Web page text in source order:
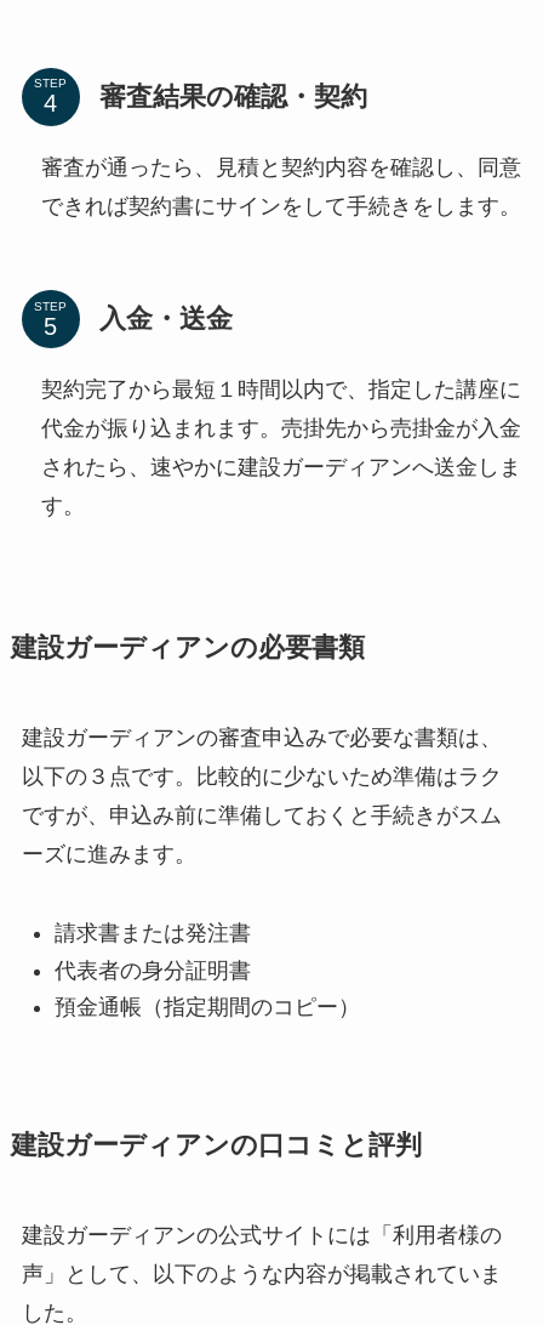
STEP 審査結果の確認・契約
審査が通ったら、見積と契約内容を確認し、同意
できれば契約書にサインをして手続きをします。
STEP 入金・送金
契約完了から最短１時間以内で、指定した講座に
代金が振り込まれます。売掛先から売掛金が入金
されたら、速やかに建設ガーディアンへ送金しま
す。
建設ガーディアンの必要書類
建設ガーディアンの審査申込みで必要な書類は、
以下の３点です。比較的に少ないため準備はラク
ですが、申込み前に準備しておくと手続きがスム
ーズに進みます。
請求書または発注書
代表者の身分証明書
預金通帳（指定期間のコピー）
建設ガーディアンの口コミと評判
建設ガーディアンの公式サイトには「利用者様の
声」として、以下のような内容が掲載されていま
した。